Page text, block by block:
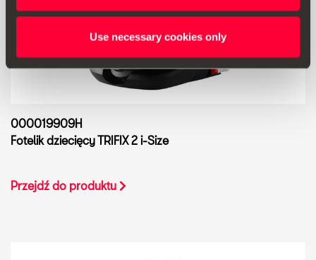
Use necessary cookies only
000019909H
Fotelik dziecięcy TRIFIX 2 i-Size
Przejdź do produktu